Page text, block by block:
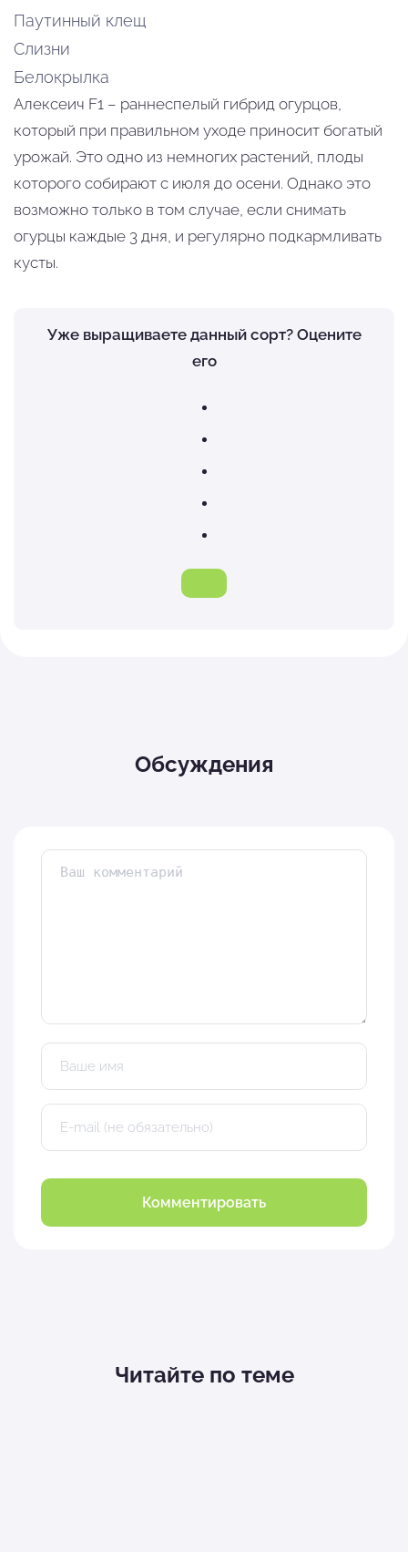
Паутинный клещ
Слизни
Белокрылка
Алексеич F1 – раннеспелый гибрид огурцов,
который при правильном уходе приносит богатый
урожай. Это одно из немногих растений, плоды
которого собирают с июля до осени. Однако это
возможно только в том случае, если снимать
огурцы каждые 3 дня, и регулярно подкармливать
кусты.
Уже выращиваете данный сорт? Оцените
его
Обсуждения
Читайте по теме